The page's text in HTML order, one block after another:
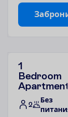
Заброн
1
Bedroom
Apartment
2
Без